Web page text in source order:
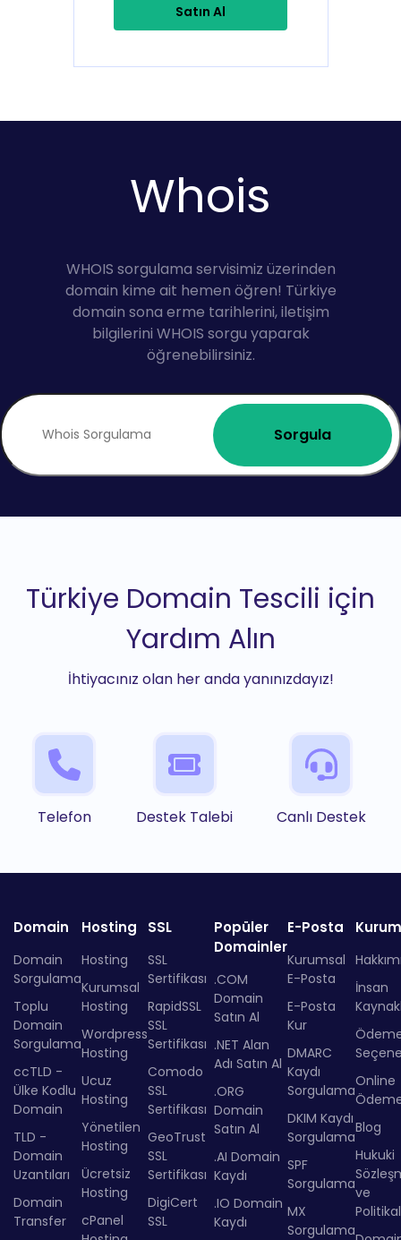
Satın Al
Whois
WHOIS sorgulama servisimiz üzerinden
domain kime ait hemen öğren! Türkiye
domain sona erme tarihlerini, iletişim
bilgilerini WHOIS sorgu yaparak
öğrenebilirsiniz.
Sorgula
Türkiye Domain Tescili için
Yardım Alın
İhtiyacınız olan her anda yanınızdayız!
Telefon Destek Talebi Canlı Destek
Domain
Domain
Sorgulama
Toplu
Domain
Sorgulama
ccTLD -
Ülke Kodlu
Domain
TLD -
Domain
Uzantıları
Domain
Transfer
Hosting
Hosting
Kurumsal
Hosting
Wordpress
Hosting
Ucuz
Hosting
Yönetilen
Hosting
Ücretsiz
Hosting
cPanel
SSL
SSL
Sertifikası
RapidSSL
SSL
Sertifikası
Comodo
SSL
Sertifikası
GeoTrust
SSL
Sertifikası
DigiCert
SSL
Popüler
Domainler
.COM
Domain
Satın Al
.NET Alan
Adı Satın Al
.ORG
Domain
Satın Al
.AI Domain
Kaydı
.IO Domain
Kaydı
E-Posta
Kurumsal
E-Posta
E-Posta
Kur
DMARC
Kaydı
Sorgulama
DKIM Kaydı
Sorgulama
SPF
Sorgulama
MX
Sorgulama
İnsan
Online
Blog
Hukuki
ve